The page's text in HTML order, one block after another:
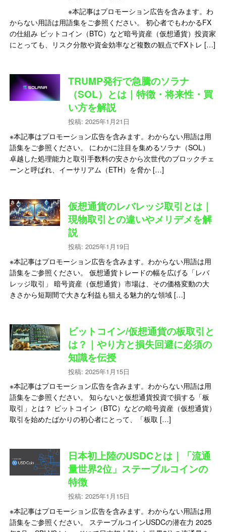
※本記事はプロモーション広告を含みます。わ
からない用語は用語集をご参照ください。 初心者でもわかるFX
の仕組み ビットコイン（BTC）など暗号資産（仮想通貨）投資家
にとっても、リスク分散や資金効率など複数の観点でFXトレ […]
TRUMP発行で急騰のソラナ
（SOL）とは｜特徴・将来性・買
い方を解説
投稿: 2025年1月21日
※本記事はプロモーション広告を含みます。わからない用語は用
語集をご参照ください。 にわかに注目を集めるソラナ（SOL）
卓越した処理能力と取引手数料の安さから次世代のブロックチェ
ーンと呼ばれ、イーサリアム（ETH）を脅か […]
仮想通貨のレバレッジ取引とは｜
現物取引との違いやメリデメを解
説
投稿: 2025年1月19日
※本記事はプロモーション広告を含みます。わからない用語は用
語集をご参照ください。 仮想通貨トレードの幅を広げる「レバ
レッジ取引」 暗号資産（仮想通貨）市場は、その価格変動の大
きさから短期間で大きな利益も狙える魅力的な領域 […]
ビットコイン/仮想通貨の板取引と
は？｜やり方と損失回避に必須の
知識を伝授
投稿: 2025年1月15日
※本記事はプロモーション広告を含みます。わからない用語は用
語集をご参照ください。 知らないと仮想通貨投資で損する「板
取引」とは？ ビットコイン（BTC）などの暗号資産（仮想通貨）
取引を始めたばかりの初心者にとって、「板取 […]
日本初上陸のUSDCとは｜「流通
量世界2位」ステーブルコインの
特徴
投稿: 2025年1月15日
※本記事はプロモーション広告を含みます。わからない用語は用
語集をご参照ください。 ステーブルコインUSDCの潜在力 2025